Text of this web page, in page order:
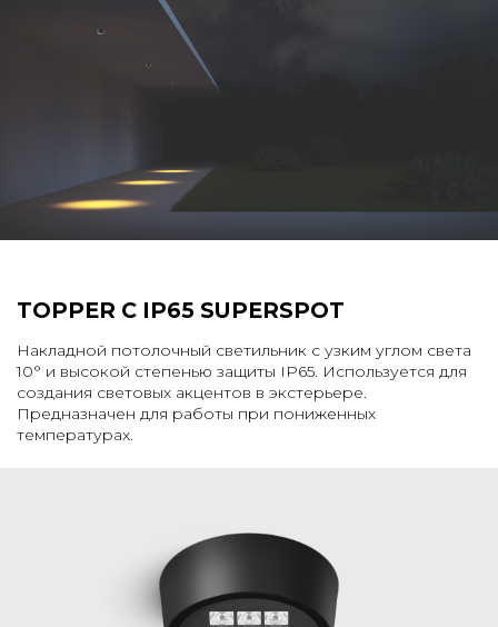
TOPPER C IP65 SUPERSPOT
Накладной потолочный светильник с узким углом света
10° и высокой степенью защиты IP65. Используется для
создания световых акцентов в экстерьере.
Предназначен для работы при пониженных
температурах.